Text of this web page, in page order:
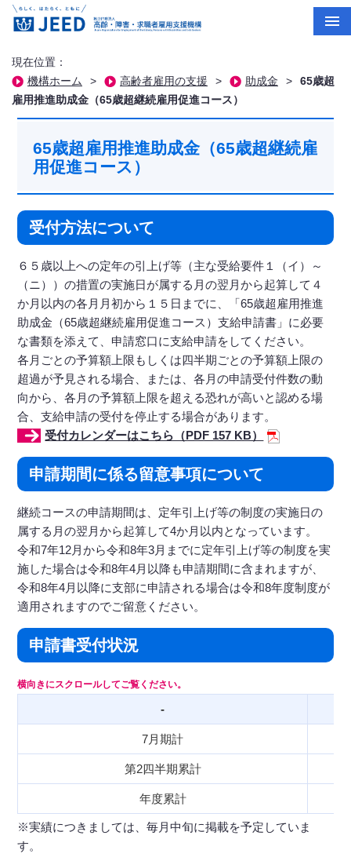
現在位置：
機構ホーム
> 高齢者雇用の支援 > 助成金 >
65歳超
雇用推進助成金（65歳超継続雇用促進コース）
65歳超雇用推進助成金（65歳超継続雇
用促進コース）
受付方法について
６５歳以上への定年の引上げ等（主な受給要件１（イ）～
（ニ））の措置の実施日が属する月の翌月から起算して４
か月以内の各月月初から１５日までに、「65歳超雇用推進
助成金（65歳超継続雇用促進コース）支給申請書」に必要
な書類を添えて、申請窓口に支給申請をしてください。
各月ごとの予算額上限もしくは四半期ごとの予算額上限の
超過が予見される場合、または、各月の申請受付件数の動
向から、各月の予算額上限を超える恐れが高いと認める場
合、支給申請の受付を停止する場合があります。
受付カレンダーはこちら（PDF 157 KB）
申請期間に係る留意事項について
継続コースの申請期間は、定年引上げ等の制度の実施日の
属する月の翌月から起算して4か月以内となっています。
令和7年12月から令和8年3月までに定年引上げ等の制度を実
施した場合は令和8年4月以降も申請期間に含まれますが、
令和8年4月以降に支部に申請される場合は令和8年度制度が
適用されますのでご留意ください。
申請書受付状況
-
7月期計
第2四半期累計
年度累計
※実績につきましては、毎月中旬に掲載を予定していま
す。